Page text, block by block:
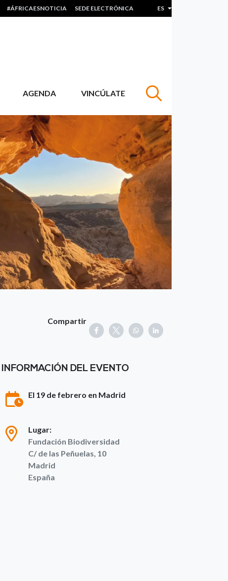
#ÁFRICAESNOTICIA SEDE ELECTRÓNICA ES Lista adicional de
AGENDA VINCÚLATE
Compartir
INFORMACIÓN DEL EVENTO
El 19 de febrero en Madrid
Lugar:
Fundación Biodiversidad
C/ de las Peñuelas, 10
Madrid
España